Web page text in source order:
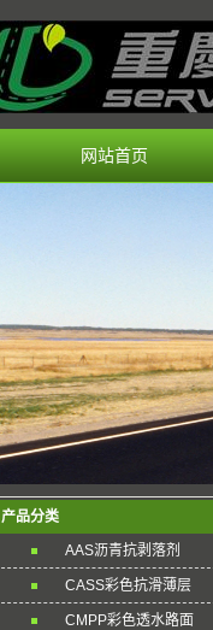
网站首页
产品分类
AAS沥青抗剥落剂
CASS彩色抗滑薄层
CMPP彩色透水路面